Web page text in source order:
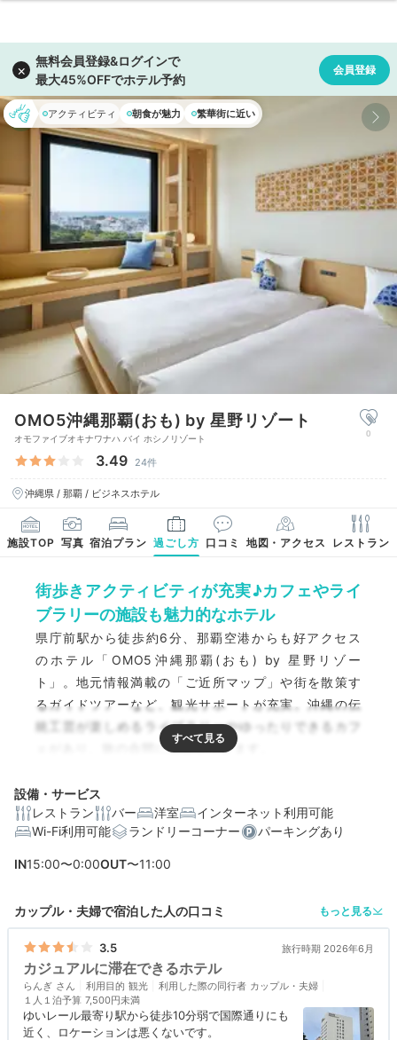
アクティビティ 朝食が魅力 繁華街に近い
OMO5沖縄那覇(おも) by 星野リゾート
オモファイブオキナワナハ バイ ホシノリゾート
3.49 24件
沖縄県 / 那覇 / ビジネスホテル
0
施設TOP 写真 宿泊プラン 過ごし方 口コミ 地図・アクセス レストラン
街歩きアクティビティが充実♪カフェやライ
ブラリーの施設も魅力的なホテル
県庁前駅から徒歩約6分、那覇空港からも好アクセス
のホテル「OMO5沖縄那覇(おも) by 星野リゾー
ト」。地元情報満載の「ご近所マップ」や街を散策す
るガイドツアーなど、観光サポートが充実。沖縄の伝
統工芸が楽しめるライブラリーやゆったりできるカフ
ェがあり、旅の合間に息抜きできます。
編集部おすすめの３つのポイント
全室にソファが備わる機能的な客室。水回りは3点独立型
で広々！
フレンチトーストなど5種から選べる朝食。サラダ・スー
プ付き♪
設備・サービス
レストラン
バー 洋室
インターネット利用可能
Wi-Fi利用可能
ランドリーコーナー パーキングあり
IN15:00〜0:00OUT〜11:00
カップル・夫婦で宿泊した人の口コミ もっと見る
3.5 旅行時期 2026年6月
カジュアルに滞在できるホテル
らんぎ 利用目的 観光 利用した際の同行者 カップル・夫婦
１人１泊予算 7,500円未満
ゆいレール最寄り駅から徒歩10分弱で国際通りにも
近く、ロケーションは悪くないです。